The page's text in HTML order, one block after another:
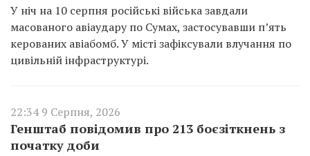
У ніч на 10 серпня російські війська завдали
масованого авіаудару по Сумах, застосувавши п’ять
керованих авіабомб. У місті зафіксували влучання по
цивільній інфраструктурі.
22:34 9 Серпня, 2026
Генштаб повідомив про 213 боєзіткнень з
початку доби